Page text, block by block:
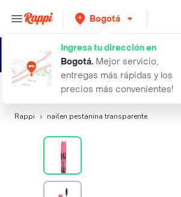
Bogotá
Ingresa tu dirección en
Bogotá. Mejor servicio,
entregas más rápidas y los
precios más convenientes!
Búsquedas relacionadas:Mascara De Pestañas
Rappi nailen pestanina transparente